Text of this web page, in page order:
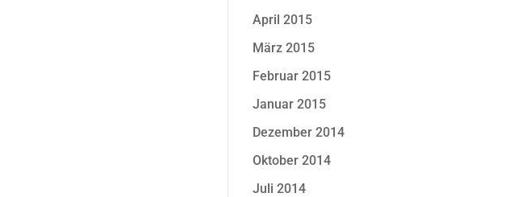
April 2015
März 2015
Februar 2015
Januar 2015
Dezember 2014
Oktober 2014
Juli 2014